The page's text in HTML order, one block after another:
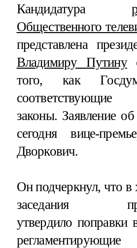
Кандидатура
Общественного
представлена
Владимиру Путину
того, как
соответствующие
законы. Заявление
сегодня вице-
Дворкович.
Он подчеркнул, что в
заседания
утвердило поправки